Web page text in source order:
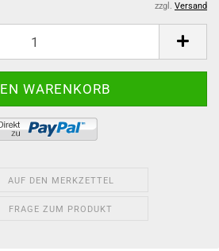
zzgl. Versand
AUF DEN MERKZETTEL
FRAGE ZUM PRODUKT